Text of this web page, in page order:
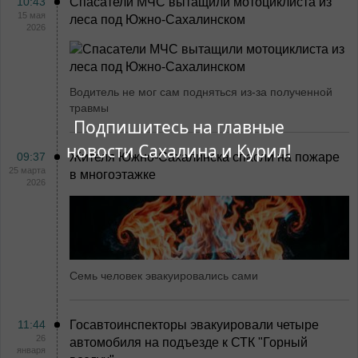
Подпишитесь на главные
новости Сахалина и Курил!
15 мая
2026
леса под Южно-Сахалинском
Водитель не мог сам подняться из-за полученной
травмы
09:37
25 марта
2026
Жителя Южно-Сахалинска спасли на пожаре
в многоэтажке
Семь человек эвакуировались сами
11:44
26
января
Госавтоинспекторы эвакуировали четыре
автомобиля на подъезде к СТК "Горный